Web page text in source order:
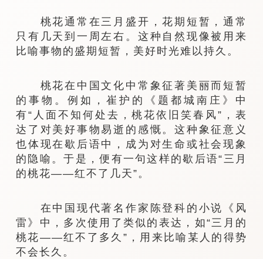
桃花通常在三月盛开，花期短暂，通常
只有几天到一周左右。这种自然现像被用来
比喻事物的盛期短暂，美好时光难以持久。
桃花在中国文化中常象征著美丽而短暂
的事物。例如，崔护的《题都城南庄》中
有“人面不知何处去，桃花依旧笑春风”，表
达了对美好事物易逝的感慨。这种象征意义
也体现在歇后语中，成为对生命或社会现象
的隐喻。于是，便有一句这样的歇后语“三月
的桃花——红不了几天”。
在中国现代著名作家陈登科的小说《风
雷》中，多次使用了类似的表达，如“三月的
桃花——红不了多久”，用来比喻某人的得势
不会长久。